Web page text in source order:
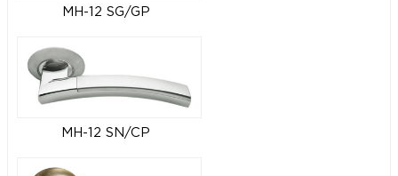
MH-12 SG/GP
MH-12 SN/CP